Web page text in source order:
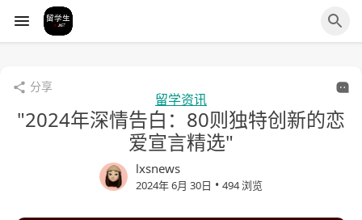
分享
留学资讯
"2024年深情告白：80则独特创新的恋
爱宣言精选"
lxsnews
2024年 6月 30日 • 494 浏览